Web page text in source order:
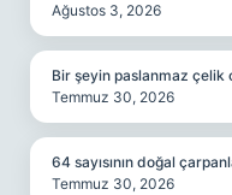
Ağustos 3, 2026
Bir şeyin paslanmaz çelik
Temmuz 30, 2026
64 sayısının doğal
Temmuz 30, 2026